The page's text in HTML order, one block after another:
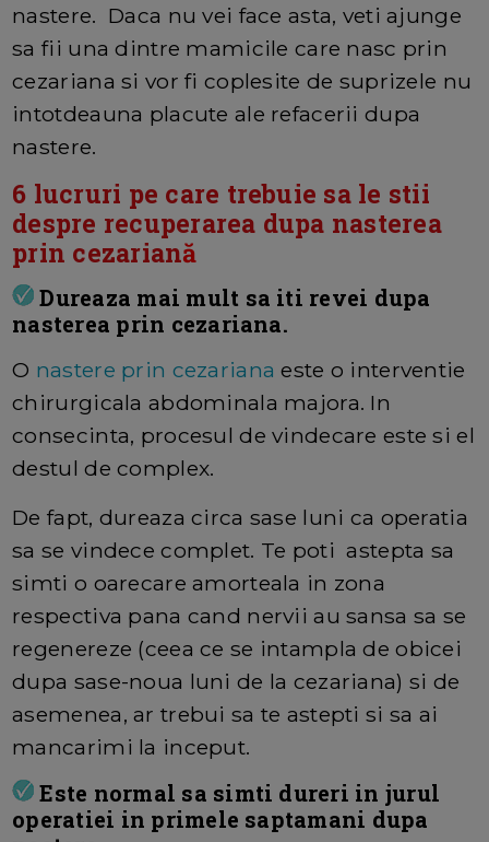
nastere. Daca nu vei face asta, veti ajunge
sa fii una dintre mamicile care nasc prin
cezariana si vor fi coplesite de suprizele nu
intotdeauna placute ale refacerii dupa
nastere.
6 lucruri pe care trebuie sa le stii
despre recuperarea dupa nasterea
prin cezariană
Dureaza mai mult sa iti revei dupa
nasterea prin cezariana.
O nastere prin cezariana este o interventie
chirurgicala abdominala majora. In
consecinta, procesul de vindecare este si el
destul de complex.
De fapt, dureaza circa sase luni ca operatia
sa se vindece complet. Te poti astepta sa
simti o oarecare amorteala in zona
respectiva pana cand nervii au sansa sa se
regenereze (ceea ce se intampla de obicei
dupa sase-noua luni de la cezariana) si de
asemenea, ar trebui sa te astepti si sa ai
mancarimi la inceput.
Este normal sa simti dureri in jurul
operatiei in primele saptamani dupa